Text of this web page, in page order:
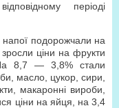
періоді
напої подорожчали на
ціни на фрукти
8,7 — 3,8% стали
масло, цукор, сири,
макаронні вироби,
ціни на яйця, на 3,4